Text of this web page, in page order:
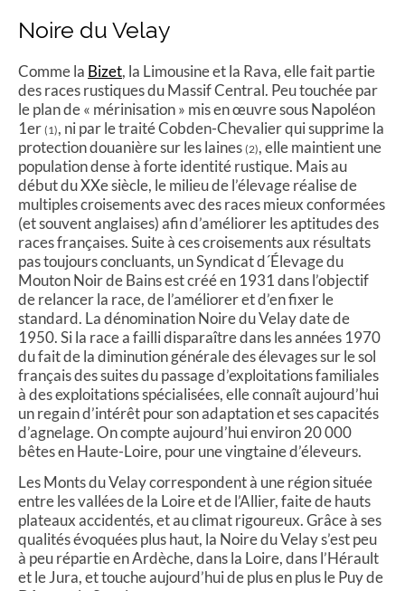
Noire du Velay
Comme la Bizet, la Limousine et la Rava, elle fait partie
des races rustiques du Massif Central. Peu touchée par
le plan de « mérinisation » mis en œuvre sous Napoléon
1er (1), ni par le traité Cobden-Chevalier qui supprime la
protection douanière sur les laines (2), elle maintient une
population dense à forte identité rustique. Mais au
début du XXe siècle, le milieu de l’élevage réalise de
multiples croisements avec des races mieux conformées
(et souvent anglaises) afin d’améliorer les aptitudes des
races françaises. Suite à ces croisements aux résultats
pas toujours concluants, un Syndicat d´Élevage du
Mouton Noir de Bains est créé en 1931 dans l’objectif
de relancer la race, de l’améliorer et d’en fixer le
standard. La dénomination Noire du Velay date de
1950. Si la race a failli disparaître dans les années 1970
du fait de la diminution générale des élevages sur le sol
français des suites du passage d’exploitations familiales
à des exploitations spécialisées, elle connaît aujourd’hui
un regain d’intérêt pour son adaptation et ses capacités
d’agnelage. On compte aujourd’hui environ 20 000
bêtes en Haute-Loire, pour une vingtaine d’éleveurs.
Les Monts du Velay correspondent à une région située
entre les vallées de la Loire et de l’Allier, faite de hauts
plateaux accidentés, et au climat rigoureux. Grâce à ses
qualités évoquées plus haut, la Noire du Velay s’est peu
à peu répartie en Ardèche, dans la Loire, dans l’Hérault
et le Jura, et touche aujourd’hui de plus en plus le Puy de